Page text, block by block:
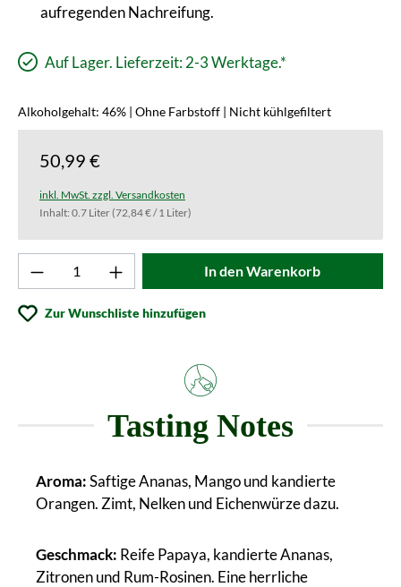
aufregenden Nachreifung.
Auf Lager. Lieferzeit: 2-3 Werktage.*
Alkoholgehalt: 46% | Ohne Farbstoff | Nicht kühlgefiltert
50,99 €
inkl. MwSt. zzgl. Versandkosten
Inhalt: 0.7 Liter(72,84 € / 1 Liter)
Produkt Anzahl: Gib den gewünschten
In den Warenkorb
Zur Wunschliste hinzufügen
Tasting Notes
Aroma:Saftige Ananas, Mango und kandierte
Orangen. Zimt, Nelken und Eichenwürze dazu.
Geschmack: Reife Papaya, kandierte Ananas,
Zitronen und Rum-Rosinen. Eine herrliche